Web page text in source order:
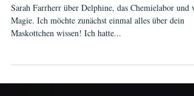
Farrherr
Sarah Farrherr über Delphine, das Chemielabor und
Maskottchen wissen! Ich hatte...